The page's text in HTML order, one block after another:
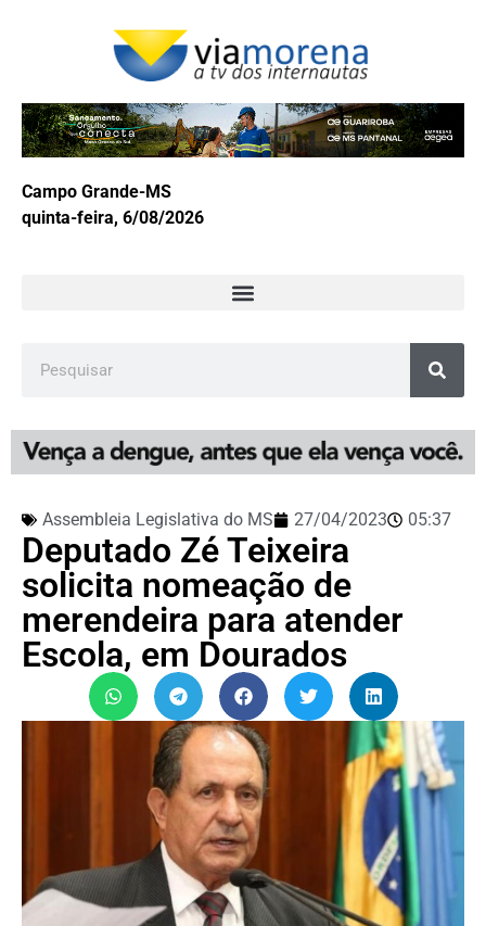
Campo Grande-MS
quinta-feira, 6/08/2026
Assembleia Legislativa do MS 27/04/2023 05:37
Deputado Zé Teixeira
solicita nomeação de
merendeira para atender
Escola, em Dourados